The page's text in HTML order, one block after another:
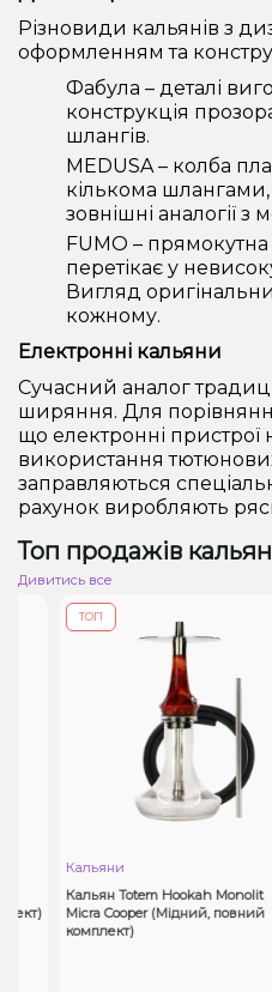
Різновиди кальянів з
оформленням та
Фабула – деталі
конструкція
шлангів.
MEDUSA – колба
кількома
зовнішні аналогії з
FUMO –
перетікає у
Вигляд
кожному.
Електронні кальяни
Сучасний аналог
ширяння. Для
що електронні
використання
заправляються
рахунок виробляють
Топ продажів
Дивитись все
ТОП
Кальяни
Кальян Totem Hookah Monolit
Micra Cooper (Мідний, повний
комплект)